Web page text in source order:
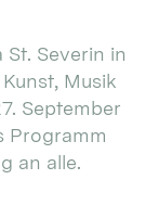
Severin in
Musik
September
Programm
an alle.